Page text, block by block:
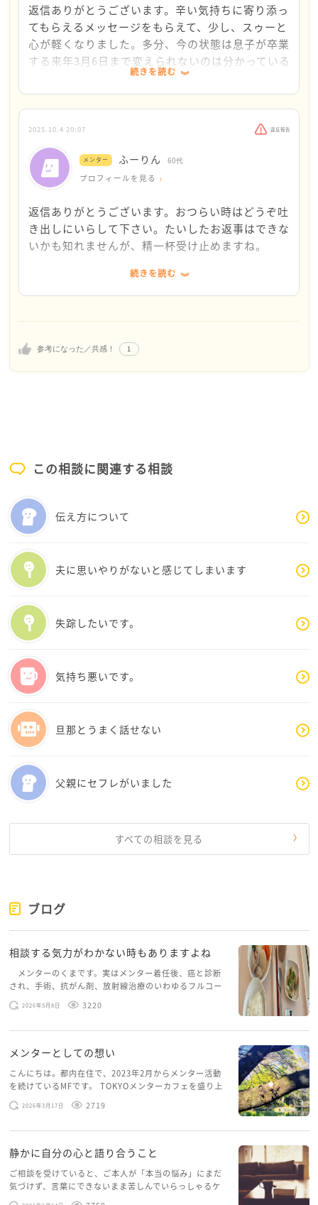
ち着かなくて嫌だ、とのことですから、とりあえずた
んぽぽさんだけでも家を出られたら、と思います。お
金はかかりますが、近くに一人用のアパートなど（レ
オパレスなど、家具付きのものがあればいいですね）
を借りて、息子さんとはコミュニケーションをとりな
がら、タンポポさんはご両親の家に立ち入らない、と
いった方法ぐらいしか思い浮かびませんでした。
たんぽぽさん、息子さんのことはご心配でしょうが、
もう高校3年生なのですから、ある程度自分のことは自
分でできるものと思います。ご両親の家から出るのが
無理であれば、たんぽぽさんご自身のため、時々夫さ
行くようにしていただきたいと思います。たんぽぽさ
んが我慢をすればいい、という事ではなく、我慢の量
を減らすにはどうするか、夫さんや息子さんに相談、
回答としては不十分な気がしますし、参考にならなか
ったら申し訳ないです。たんぽぽさんのつらさ苦しさ
参考になった／共感！ 1
返信ありがとうございます。辛い気持ちに寄り添っ
てもらえるメッセージをもらえて、少し、スゥーと
心が軽くなりました。多分、今の状態は息子が卒業
する来年3月6日まで変えられないのは分かっている
んです。引っ越しさえすれば解放されるのも分かっ
ています。でも、たまに、毎日同じように怒鳴られ
たりずっと小言や不満を言われ続けていると、母を
殺したくなる感情が湧きます。でも、この人を殺し
たら、大切な息子の人生が壊れてしまうと思って、
息子の事だけ思って我慢してします。母と一緒にい
る時間を少しでも減らす努力もしています。でも、
こに書いてしまいます。寄り添っていただき救われ
ました。また書くかもしれません。聞いてくださる
だけでいいので宜しくお願いします。
続きを読む
2025.10.4 20:07 違反報告
メンター ふーりん 60代
プロフィールを見る
返信ありがとうございます。おつらい時はどうぞ吐
き出しにいらして下さい。たいしたお返事はできな
いかも知れませんが、精一杯受け止めますね。
続きを読む
この相談に関連する相談
伝え方について
夫に思いやりがないと感じてしまいます
失踪したいです。
気持ち悪いです。
旦那とうまく話せない
父親にセフレがいました
すべての相談を見る
ブログ
相談する気力がわかない時もありますよね
メンターのくまです。実はメンター着任後、癌と診断
され、手術、抗がん剤、放射線治療のいわゆるフルコー
スを体験していて、しばらくメンターカフェに来られて
いませんでした。体力だけでなく、気力も落ちパソコン
2026年5月8日 3220
メンターとしての想い
こんにちは。都内在住で、2023年2月からメンター活動
を続けているMFです。 TOKYOメンターカフェを盛り上
げたいという想いから、勇気を出して初めてブログを投
稿してみようと思います。少し自分のことを書いてみま
2026年3月17日 2719
静かに自分の心と語り合うこと
ご相談を受けていると、ご本人が「本当の悩み」にまだ
気づけず、言葉にできないまま苦しんでいらっしゃるケ
ースがありますお悩みというのは、心の深いところ（深